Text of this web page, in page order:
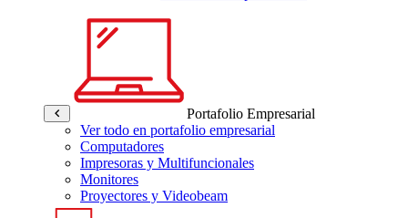
Portafolio Empresarial
Ver todo en portafolio empresarial
Computadores
Impresoras y Multifuncionales
Monitores
Proyectores y Videobeam